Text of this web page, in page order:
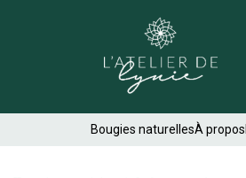
Bougies naturellesÀ propos